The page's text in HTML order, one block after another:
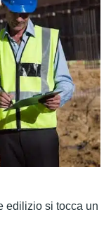
edilizio si tocca un